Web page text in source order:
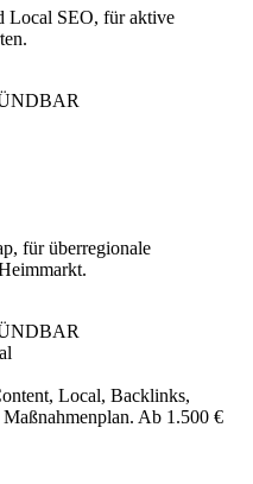
Local SEO, für aktive
für überregionale
Local, Backlinks,
Ab 1.500 €